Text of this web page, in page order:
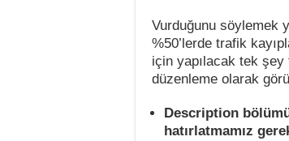
Vurduğunu söylemek
%50’lerde trafik
için yapılacak tek şey
düzenleme olarak
Description
hatırlatmamız